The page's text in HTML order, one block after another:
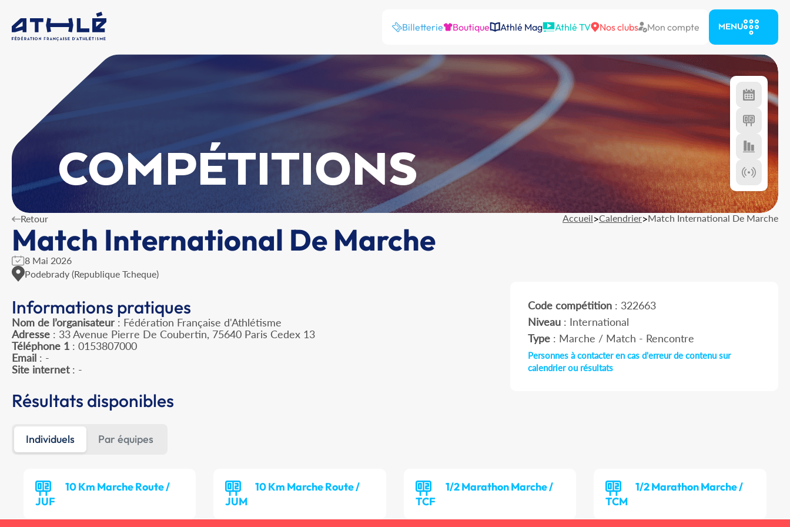
Billetterie Boutique Athlé Mag Athlé TV Nos clubs Mon compte MENU
COMPÉTITIONS
Retour Accueil>Calendrier>Match International De Marche
Match International De Marche
8 Mai 2026
Podebrady (Republique Tcheque)
Informations pratiques
Nom de l’organisateur : Fédération Française d'Athlétisme
Adresse : 33 Avenue Pierre De Coubertin, 75640 Paris Cedex 13
Téléphone 1 : 0153807000
Email : -
Site internet: -
Code compétition: 322663
Niveau: International
Type: Marche / Match - Rencontre
Personnes à contacter en cas d'erreur de contenu sur
calendrier ou résultats
Résultats disponibles
Individuels Par équipes
10 Km Marche Route /
JUF
10 Km Marche Route /
JUM
1/2 Marathon Marche /
TCF
1/2 Marathon Marche /
TCM